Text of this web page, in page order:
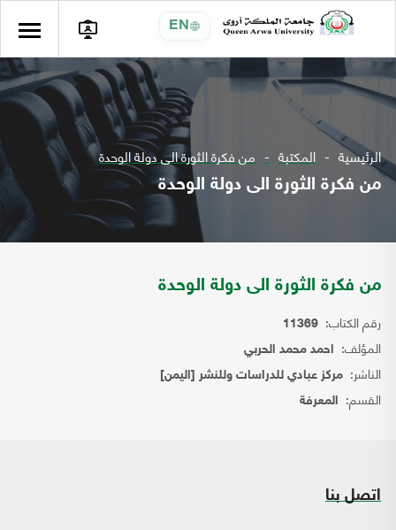
EN
الرئيسية المكتبة من فكرة الثورة الى دولة الوحدة
من فكرة الثورة الى دولة الوحدة
من فكرة الثورة الى دولة الوحدة
رقم الكتاب: 11369
المؤلف: احمد محمد الحربي
الناشر: مركز عبادي للدراسات وللنشر [اليمن]
القسم: المعرفة
اتصل بنا